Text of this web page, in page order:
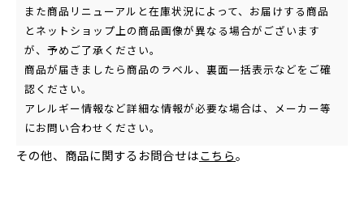
また商品リニューアルと在庫状況によって、お届けする商品
とネットショップ上の商品画像が異なる場合がございます
が、予めご了承ください。
商品が届きましたら商品のラベル、裏面一括表示などをご確
認ください。
アレルギー情報など詳細な情報が必要な場合は、メーカー等
にお問い合わせください。
その他、商品に関するお問合せはこちら。